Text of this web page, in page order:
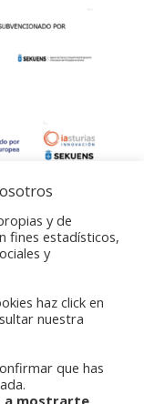
y de
fines estadísticos,
y
haz click en
nuestra
que has
a mostrarte